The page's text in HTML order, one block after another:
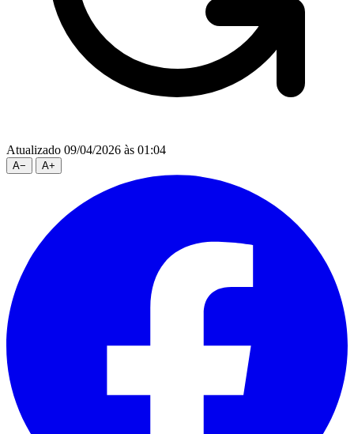
Atualizado 09/04/2026 às 01:04
A− A+